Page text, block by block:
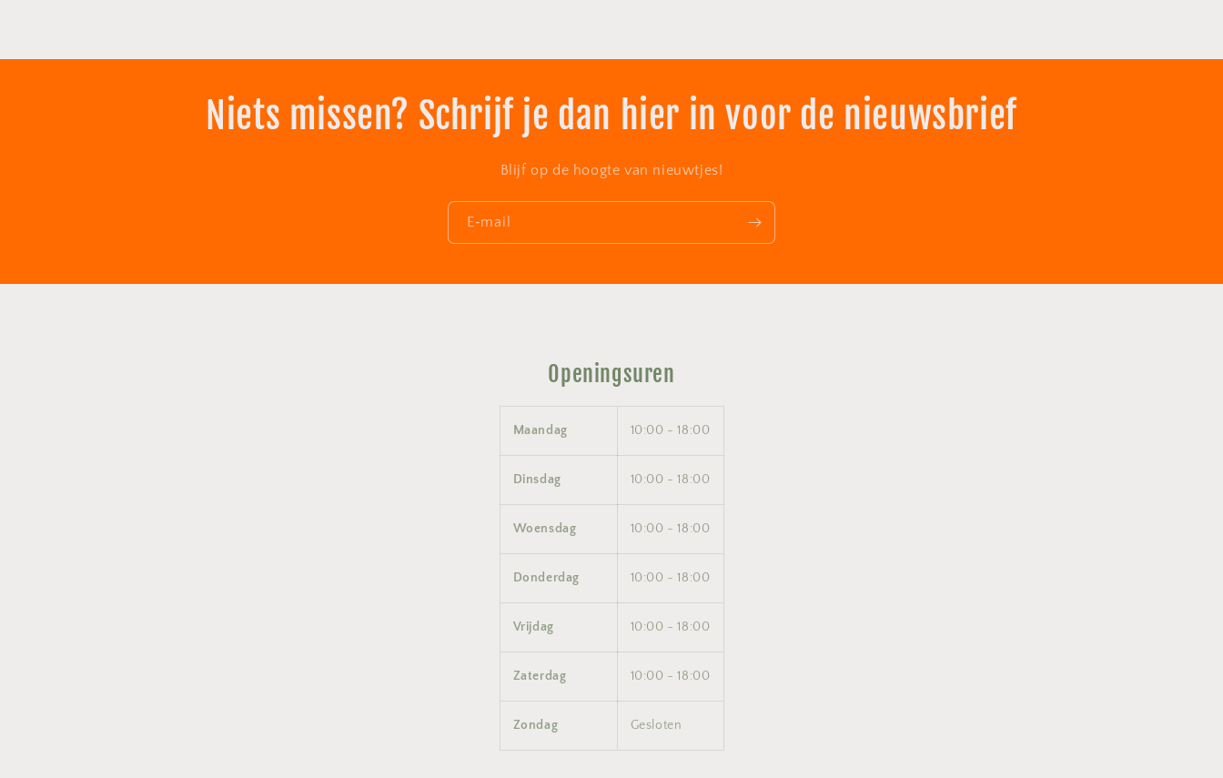
Niets missen? Schrijf je dan hier in voor de nieuwsbrief
Blijf op de hoogte van nieuwtjes!
E‑mail
Openingsuren
Maandag 10:00 - 18:00
Dinsdag 10:00 - 18:00
Woensdag 10:00 - 18:00
Donderdag 10:00 - 18:00
Vrijdag 10:00 - 18:00
Zaterdag 10:00 - 18:00
Zondag Gesloten